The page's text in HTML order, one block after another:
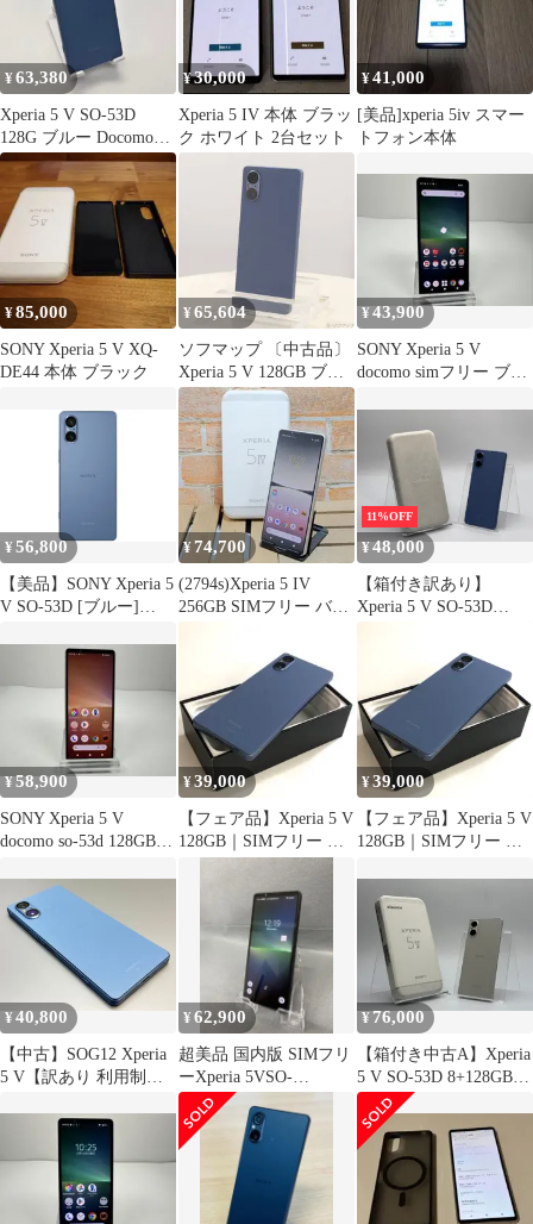
¥63,380
Xperia 5 V SO-53D
128G ブルー Docomo
版 Andorid スマホ
SIMフリー Aランク
¥30,000
Xperia 5 IV 本体 ブラッ
ク ホワイト 2台セット
¥41,000
[美品]xperia 5iv スマー
トフォン本体
¥85,000
SONY Xperia 5 V XQ-
DE44 本体 ブラック
¥65,604
ソフマップ 〔中古品〕
Xperia 5 V 128GB ブル
ー SO-53D docomo SIM
フリー【349】
¥43,900
SONY Xperia 5 V
docomo simフリー ブラ
¥56,800
【美品】SONY Xperia 5
V SO-53D [ブルー]
¥ 74,700
(2794s)Xperia 5 IV
256GB SIMフリー バッ
11%OFF
¥48,000
【箱付き訳あり】
Xperia 5 V SO-53D
¥58,900
SONY Xperia 5 V
docomo so-53d 128GB
¥39,000
【フェア品】Xperia 5 V
128GB｜SIMフリー ｜
¥39,000
【フェア品】Xperia 5 V
128GB｜SIMフリー ｜
¥40,800
【中古】SOG12 Xperia
5 V【訳あり 利用制限
au エーユー エクスペリ
ア ソニー・エリクソン
D214403-スマートホン
スマートフォン スマホ
携帯電話 白ロム 本体
¥62,900
超美品 国内版 SIMフリ
ーXperia 5VSO-
53D128GB ブラック色
¥76,000
【箱付き中古A】Xperia
5 V SO-53D 8+128GB
プラチナシルバー SIM
フリー 白ロム